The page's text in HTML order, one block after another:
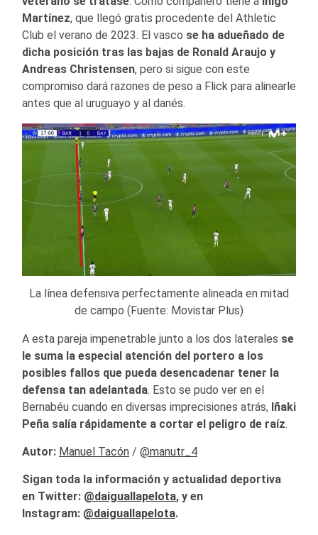
Martínez, que llegó gratis procedente del Athletic
Club el verano de 2023. El vasco se ha adueñado de
dicha posición tras las bajas de Ronald Araujo y
Andreas Christensen, pero si sigue con este
compromiso dará razones de peso a Flick para alinearle
antes que al uruguayo y al danés.
La línea defensiva perfectamente alineada en mitad
de campo (Fuente: Movistar Plus)
A esta pareja impenetrable junto a los dos laterales se
le suma la especial atención del portero a los
posibles fallos que pueda desencadenar tener la
defensa tan adelantada. Esto se pudo ver en el
Bernabéu cuando en diversas imprecisiones atrás, Iñaki
Peña salía rápidamente a cortar el peligro de raíz.
Autor: Manuel Tacón / @manutr_4
Sigan toda la información y actualidad deportiva
en Twitter: @daiguallapelota, y en
Instagram: @daiguallapelota.